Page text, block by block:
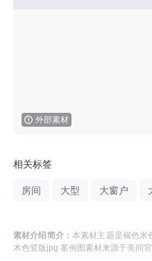
外部素材
相关标签
房间 大型 大窗户
素材介绍简介： 本素材主题是褐色米
木色竖版jpg 案例图 素材来源于美间